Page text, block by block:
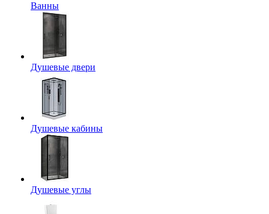
Ванны
Душевые двери
Душевые кабины
Душевые углы